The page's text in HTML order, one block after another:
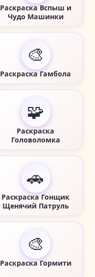
Раскраска Вспыш и
Чудо Машинки
🎨
Раскраска Гамбола
🧩
Раскраска
Головоломка
🚗
Раскраска Гонщик
Щенячий Патруль
🎨
Раскраска Гормити